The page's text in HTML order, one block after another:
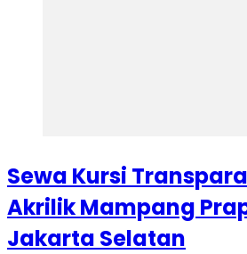
Sewa Kursi
Akrilik Mampang
Jakarta Selatan